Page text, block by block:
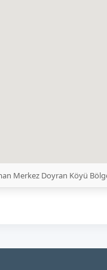
Merkez Doyran Köyü